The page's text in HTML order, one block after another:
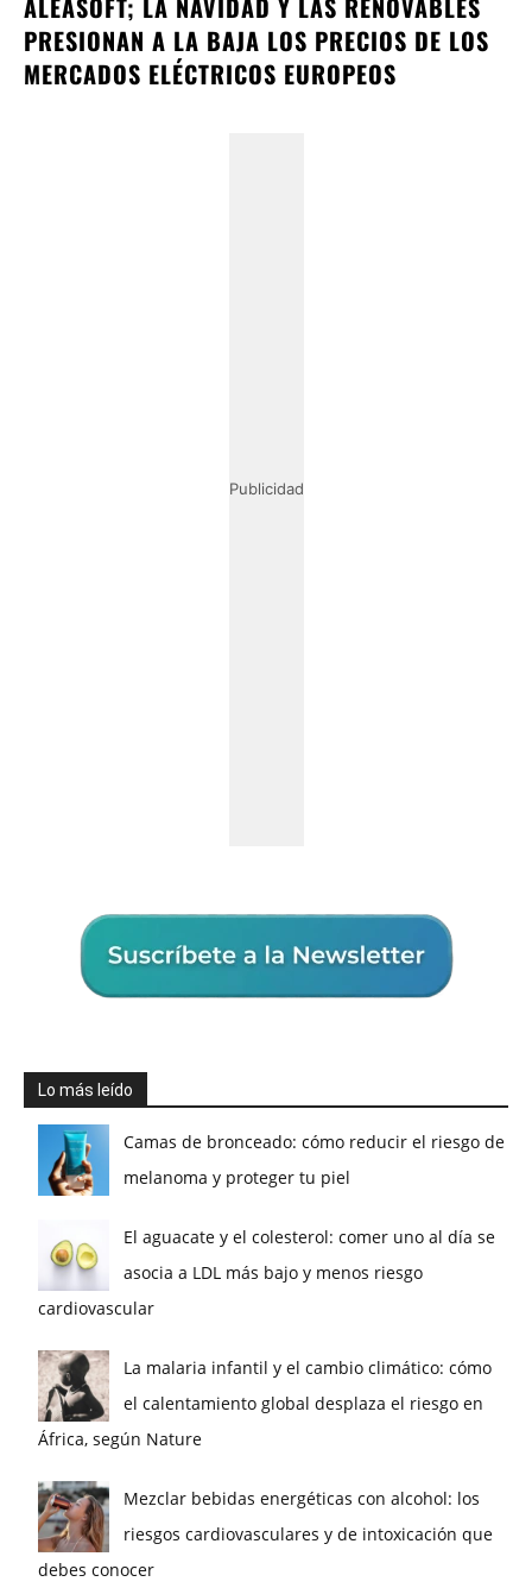
PRESIONAN A LA BAJA LOS PRECIOS DE LOS
MERCADOS ELÉCTRICOS EUROPEOS
Publicidad
Lo más leído
Camas de bronceado: cómo reducir el riesgo de
melanoma y proteger tu piel
El aguacate y el colesterol: comer uno al día se
asocia a LDL más bajo y menos riesgo
cardiovascular
La malaria infantil y el cambio climático: cómo
el calentamiento global desplaza el riesgo en
África, según Nature
Mezclar bebidas energéticas con alcohol: los
riesgos cardiovasculares y de intoxicación que
debes conocer